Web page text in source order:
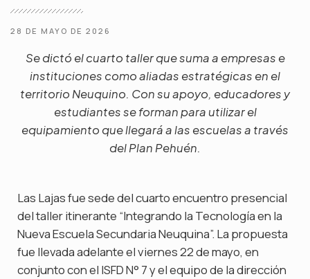
28 DE MAYO DE 2026
Se dictó el cuarto taller que suma a empresas e
instituciones como aliadas estratégicas en el
territorio Neuquino. Con su apoyo, educadores y
estudiantes se forman para utilizar el
equipamiento que llegará a las escuelas a través
del Plan Pehuén.
Las Lajas fue sede del cuarto encuentro presencial
del taller itinerante “Integrando la Tecnología en la
Nueva Escuela Secundaria Neuquina”. La propuesta
fue llevada adelante el viernes 22 de mayo, en
conjunto con el ISFD N° 7 y el equipo de la dirección